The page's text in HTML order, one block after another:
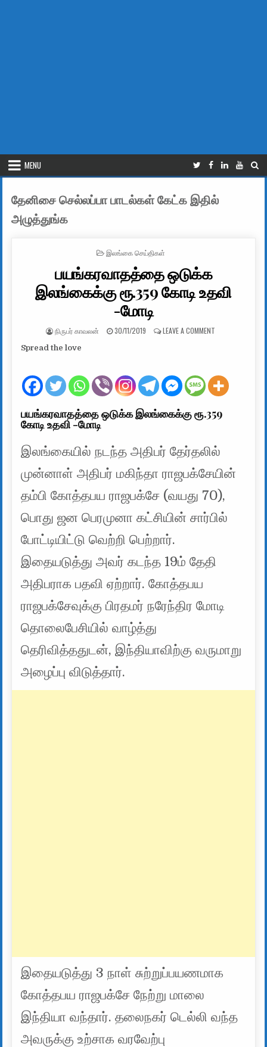
MENU
தேனிசை செல்லப்பா பாடல்கள் கேட்க இதில்
அழுத்துங்க
POSTED IN
இலங்கை செய்திகள்
பயங்கரவாதத்தை ஒடுக்க
இலங்கைக்கு ரூ.359 கோடி உதவி
-மோடி
AUTHOR:
நிருபர் காவலன் PUBLISHED DATE:
30/11/2019 LEAVE A COMMENT
Spread the love
பயங்கரவாதத்தை ஒடுக்க இலங்கைக்கு ரூ.359
கோடி உதவி -மோடி
இலங்கையில் நடந்த அதிபர் தேர்தலில்
முன்னாள் அதிபர் மகிந்தா ராஜபக்சேயின்
தம்பி கோத்தபய ராஜபக்சே (வயது 70),
பொது ஜன பெரமுனா கட்சியின் சார்பில்
போட்டியிட்டு வெற்றி பெற்றார்.
இதையடுத்து அவர் கடந்த 19ம் தேதி
அதிபராக பதவி ஏற்றார். கோத்தபய
ராஜபக்சேவுக்கு பிரதமர் நரேந்திர மோடி
தொலைபேசியில் வாழ்த்து
தெரிவித்ததுடன், இந்தியாவிற்கு வருமாறு
அழைப்பு விடுத்தார்.
இதையடுத்து 3 நாள் சுற்றுப்பயணமாக
கோத்தபய ராஜபக்சே நேற்று மாலை
இந்தியா வந்தார். தலைநகர் டெல்லி வந்த
அவருக்கு உற்சாக வரவேற்பு